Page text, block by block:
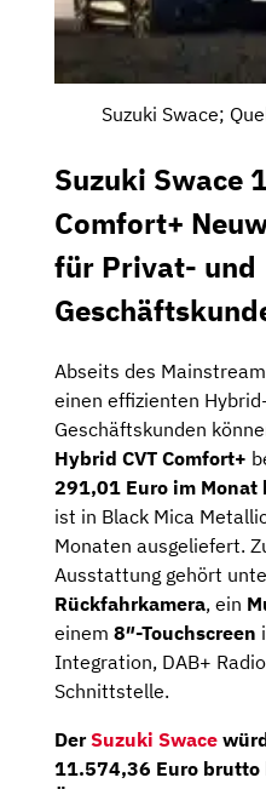
Suzuki Swace;
Suzuki Swace
Comfort+
für Privat- und
Abseits des
einen effizienten
Geschäftskunden
Hybrid CVT Comfort+
291,01 Euro im Monat
ist in Black Mica
Monaten ausgeliefert.
Ausstattung gehört
Rückfahrkamera, ein
einem 8″-Touchscreen
Integration, DAB+
Schnittstelle.
DerSuzuki Swace
11.574,36 Euro brutto